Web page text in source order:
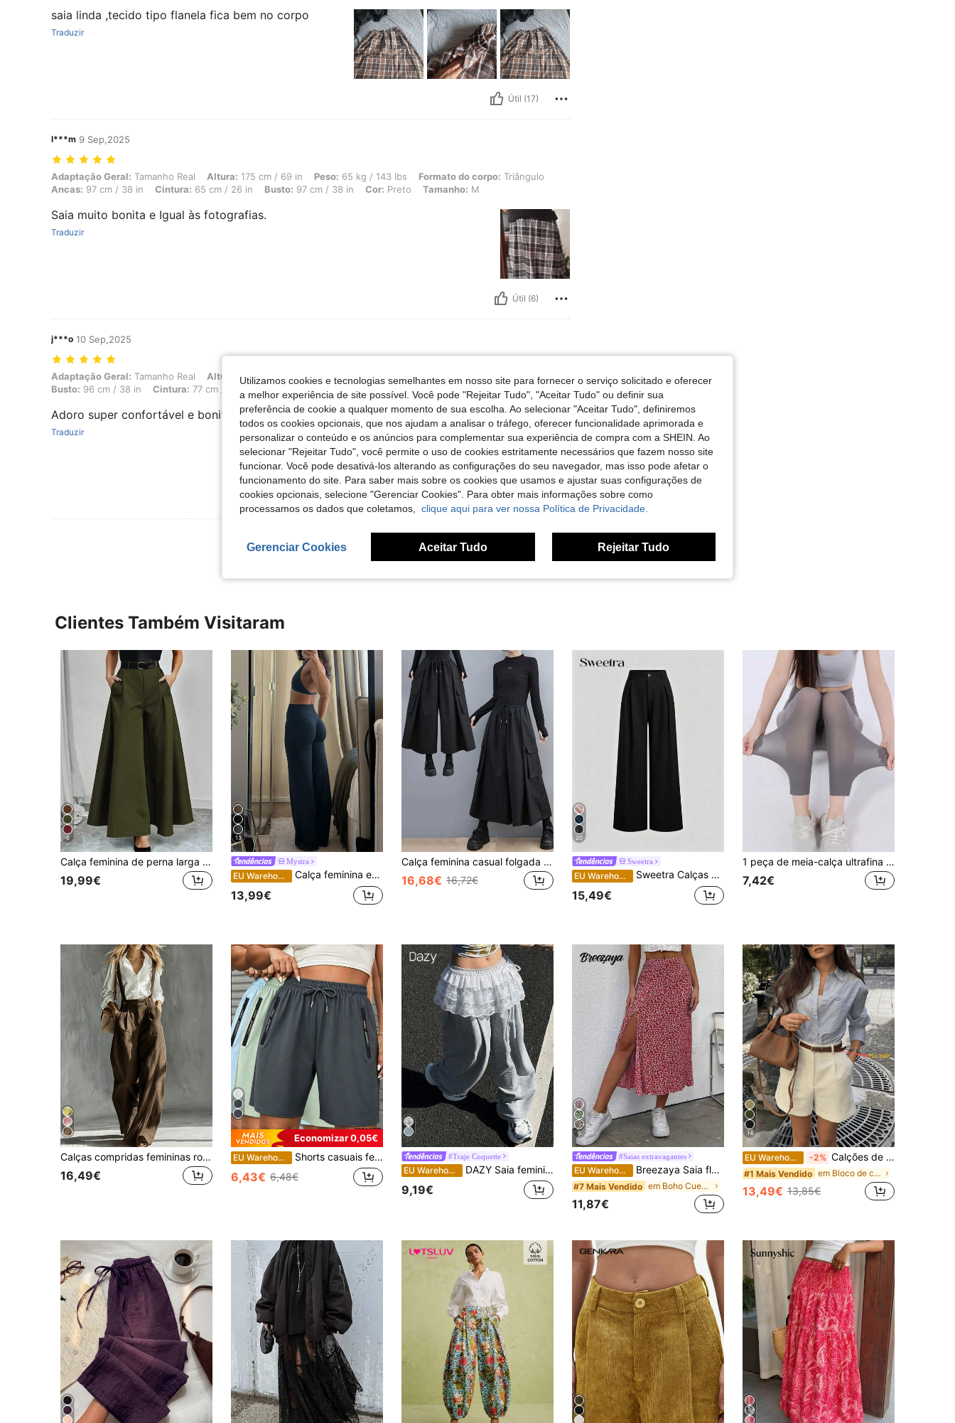
saia linda ,tecido tipo flanela fica bem no corpo
Traduzir
Útil (17)
l***m 9 Sep,2025
Adaptação Geral: Tamanho Real, Altura: 175 cm / 69 in, Peso: 65 kg / 143 lbs, Formato do corpo: Triângulo, Ancas: 97 cm / 38 in, Cintura: 65 cm / 26 in, Busto: 97 cm / 38 in, Cor: Preto, Tamanho: M
Adaptação Geral: Tamanho Real Altura: 175 cm / 69 in Peso: 65 kg / 143 lbs Formato do corpo: Triângulo
Ancas: 97 cm / 38 in Cintura: 65 cm / 26 in Busto: 97 cm / 38 in Cor: Preto Tamanho: M
Saia muito bonita e Igual às fotografias.
Traduzir
Útil (6)
j***o 10 Sep,2025
Adaptação Geral: Tamanho Real, Altura: 170 cm / 67 in, Peso: 67 kg / 148 lbs, Formato do corpo: Triângulo, Busto: 96 cm / 38 in, Cintura: 77 cm / 30 in, Ancas: 100 cm / 39 in, Cor: Multicolorido, Tamanho: M
Adaptação Geral: Tamanho Real Altura: 170 cm / 67 in Peso: 67 kg / 148 lbs Formato do corpo:
Triângulo
Busto: 96 cm / 38 in Cintura: 77 cm / 30 in Ancas: 100 cm / 39 in Cor: Multicolorido Tamanho:M
Adoro super confortável e bonita para a nova estação
Traduzir
Útil (4)
Clientes Também Visitaram
6
Calça feminina de perna larga com bolsos laterais em cor sólida, ideal para uso diário, escola, festas, aeroporto, deslocamentos e todas as estações.
19,99€
13
Mystra
EU Warehouse Calça feminina esportiva elegante e moderna para o trabalho, em cor sólida, corte slim e flare, ideal para a primavera.
13,99€
Calça feminina casual folgada com bolso cargo e pernas largas, preta, para a primavera.
16,68€ 16,72€
20
Sweetra
EU Warehouse Sweetra Calças compridas femininas de perna larga plissadas em linho sintético texturado, estilo retro elegante e versátil, nova moda
15,49€
1 peça de meia-calça ultrafina e respirável, legging justa com textura de pele de tubarão, meia-calça super fina de cintura alta com proteção solar, legging esportiva feminina sem costura para o verão.
7,42€
Calças compridas femininas rosa soltas estilo francês casual, perna larga, cintura alta, corte largo, calças cargo de cor sólida, adequadas para uso no escritório, calças macias e respiráveis, adequadas para trabalho e ocasiões casuais de negócios, primavera e verão
16,49€
Economizar 0,05€
EU Warehouse Shorts casuais femininos de verão, macios e respiráveis, com cintura ajustável por cordão e bolsos com zíper, ideais para esportes, uso diário e atividades ao ar livre.
6,43€ 6,48€
#Traje Coquette
EU Warehouse DAZY Saia feminina de renda bordada com laço na cintura, adequada para todas as estações, saias de outono
9,19€
6
#Saias extravagantes
EU Warehouse Breezaya Saia floral miúda com fenda na coxa para o Ano Novo
#7 Mais Vendido em Boho Cuecas Femininas
11,87€
14
EU Warehouse -2% Calções de Cintura Alta em Cor Sólida, Adequados para Deslocações e Férias de Primavera/Verão, Conjunto Casual para o Dia dos Namorados, Chique & Elegante
#1 Mais Vendido em Bloco de cores Shorts Femininos
13,49€ 13,85€
Utilizamos cookies e tecnologias semelhantes em nosso site para fornecer o serviço solicitado e oferecer
a melhor experiência de site possível. Você pode "Rejeitar Tudo", "Aceitar Tudo" ou definir sua
preferência de cookie a qualquer momento de sua escolha. Ao selecionar "Aceitar Tudo", definiremos
todos os cookies opcionais, que nos ajudam a analisar o tráfego, oferecer funcionalidade aprimorada e
personalizar o conteúdo e os anúncios para complementar sua experiência de compra com a SHEIN. Ao
selecionar "Rejeitar Tudo", você permite o uso de cookies estritamente necessários que fazem nosso site
funcionar. Você pode desativá-los alterando as configurações do seu navegador, mas isso pode afetar o
funcionamento do site. Para saber mais sobre os cookies que usamos e ajustar suas configurações de
cookies opcionais, selecione "Gerenciar Cookies". Para obter mais informações sobre como
processamos os dados que coletamos, clique aqui para ver nossa Política de Privacidade.
Gerenciar Cookies Aceitar Tudo Rejeitar Tudo